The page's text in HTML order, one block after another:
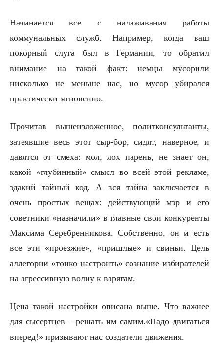
Начинается все с налаживания работы
коммунальных служб. Например, когда ваш
покорный слуга был в Германии, то обратил
внимание на такой факт: немцы мусорили
нисколько не меньше нас, но мусор убирался
практически мгновенно.
Прочитав вышеизложенное, политконсультанты,
затеявшие весь этот сыр-бор, сидят, наверное, и
давятся от смеха: мол, лох парень, не знает он,
какой «глубинный» смысл во всей этой рекламе,
эдакий тайный код. А вся тайна заключается в
очень простых вещах: действующий мэр и его
советники «назначили» в главные свои конкуренты
Максима Серебренникова. Собственно, он и есть
все эти «проезжие», «пришлые» и свиньи. Цель
аллегории «тонко настроить» сознание избирателей
на агрессивную волну к варягам.
Цена такой настройки описана выше. Что важнее
для сысертцев – решать им самим.«Надо двигаться
вперед!» призывают нас создатели движения.